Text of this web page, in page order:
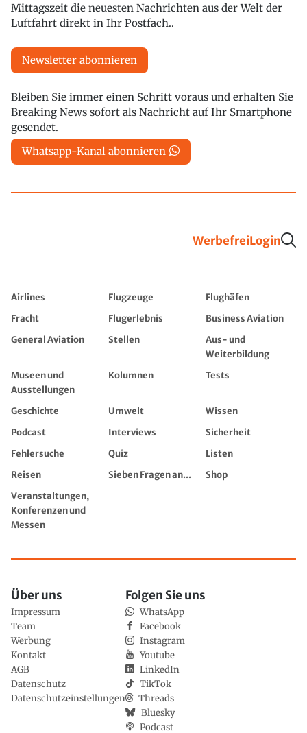
Mittagszeit die neuesten Nachrichten aus der Welt der
Luftfahrt direkt in Ihr Postfach..
Newsletter abonnieren
Bleiben Sie immer einen Schritt voraus und erhalten Sie
Breaking News sofort als Nachricht auf Ihr Smartphone
gesendet.
Whatsapp-Kanal abonnieren
WerbefreiLogin
Airlines Flugzeuge
Flughäfen
Fracht
Flugerlebnis
Business Aviation
General Aviation
Stellen
Aus- und
Weiterbildung
Museen und
Ausstellungen
Kolumnen Tests
Geschichte Umwelt
Wissen
Podcast
Interviews
Sicherheit
Fehlersuche
Quiz
Listen
Reisen
Sieben Fragen an...
Shop
Veranstaltungen,
Konferenzen und
Messen
Über uns
Impressum
Team
Werbung
Kontakt
AGB
Datenschutz
Datenschutzeinstellungen
Folgen Sie uns
WhatsApp
Facebook
Instagram
Youtube
LinkedIn
TikTok
Threads
Bluesky
Podcast